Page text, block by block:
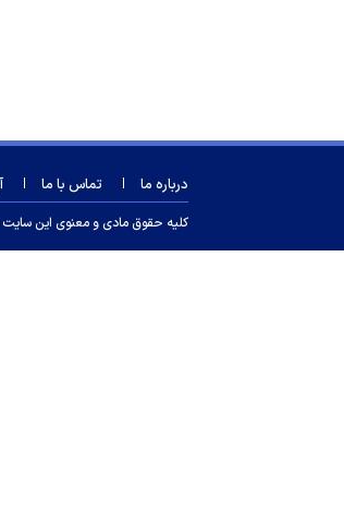
درباره ما تماس با ما
کلیه حقوق مادی و معنوی این سایت